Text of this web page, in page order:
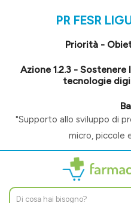
PR FESR
Priorità -
Azione 1.2.3 -
tecnologie
"Supporto allo sviluppo di
micro, piccole